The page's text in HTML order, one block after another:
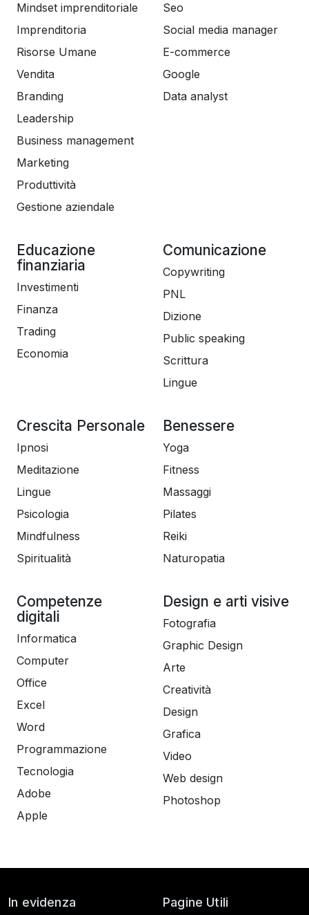
Mindset imprenditoriale
Imprenditoria
Risorse Umane
Vendita
Branding
Leadership
Business management
Marketing
Produttività
Gestione aziendale
Seo
Social media manager
E-commerce
Google
Data analyst
Educazione
finanziaria
Investimenti
Finanza
Trading
Economia
Comunicazione
Copywriting
PNL
Dizione
Public speaking
Scrittura
Lingue
Crescita Personale
Ipnosi
Meditazione
Lingue
Psicologia
Mindfulness
Spiritualità
Benessere
Yoga
Fitness
Massaggi
Pilates
Reiki
Naturopatia
Competenze
digitali
Informatica
Computer
Office
Excel
Word
Programmazione
Tecnologia
Adobe
Apple
Design e arti visive
Fotografia
Graphic Design
Arte
Creatività
Design
Grafica
Video
Web design
Photoshop
In evidenza Pagine Utili